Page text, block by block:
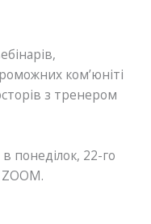
ком’юніті
з тренером
понеділок, 22-го